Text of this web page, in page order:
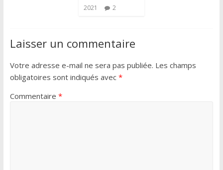
2021
2
Laisser un commentaire
Votre adresse e-mail ne sera pas publiée. Les champs
obligatoires sont indiqués avec *
Commentaire *